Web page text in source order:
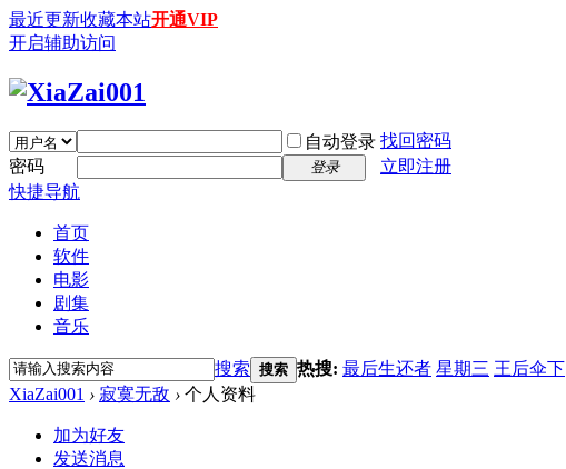
最近更新收藏本站开通VIP
开启辅助访问
自动登录 找回密码
密码
登录
立即注册
快捷导航
首页
软件
电影
剧集
音乐
搜索 搜索 热搜: 最后生还者 星期三 王后伞下
XiaZai001 › 寂寞无敌 › 个人资料
加为好友
发送消息